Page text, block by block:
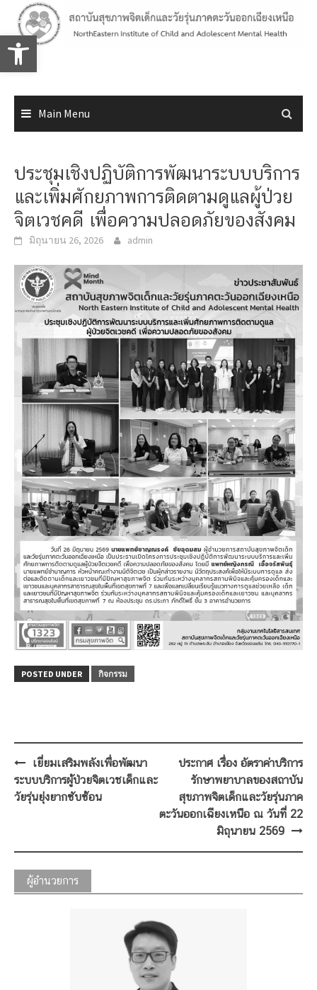
Open toolbar
content
Main Menu
ประชุมเชิงปฏิบัติการพัฒนาระบบบริการ
และเพิ่มศักยภาพการติดตามดูแลผู้ป่วย
จิตเวชคดี เพื่อความปลอดภัยของสังคม
มิถุนายน 26, 2026 admin
POSTED UNDER กิจกรรม
Post
navigation
เยี่ยมเสริมพลังเพื่อพัฒนา
ระบบบริการผู้ป่วยจิตเวชเด็กและ
วัยรุ่นยุ่งยากซับซ้อน
ประกาศ เรื่อง อัตราค่าบริการ
รักษาพยาบาลของสถาบัน
สุขภาพจิตเด็กและวัยรุ่นภาค
ตะวันออกเฉียงเหนือ ณ วันที่ 22
มิถุนายน 2569
ผู้อำนวยการ